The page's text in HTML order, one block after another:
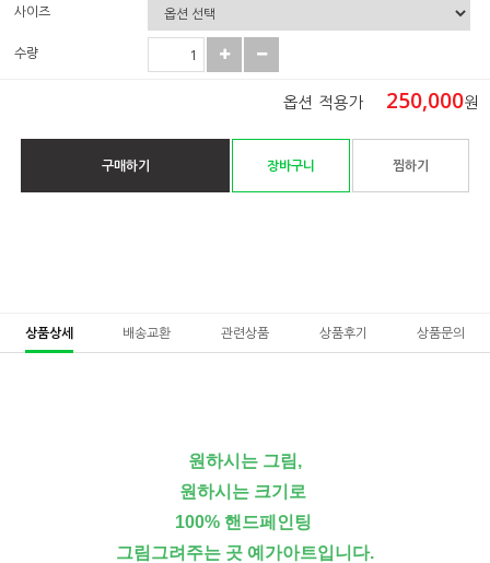
사이즈
수량
옵션 적용가 250,000원
구매하기 장바구니 찜하기
상품상세 배송교환 관련상품 상품후기 상품문의
원하시는 그림,
원하시는 크기로
100% 핸드페인팅
그림그려주는 곳 예가아트입니다.